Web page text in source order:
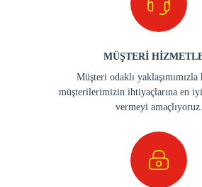
MÜŞTERİ
Müşteri odaklı yaklaşımımızla
müşterilerimizin ihtiyaçlarına en
vermeyi amaçlıyoruz.